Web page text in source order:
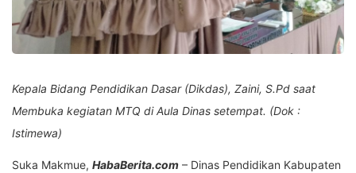
Kepala Bidang Pendidikan Dasar (Dikdas), Zaini, S.Pd saat
Membuka kegiatan MTQ di Aula Dinas setempat. (Dok :
Istimewa)
Suka Makmue, HabaBerita.com – Dinas Pendidikan Kabupaten